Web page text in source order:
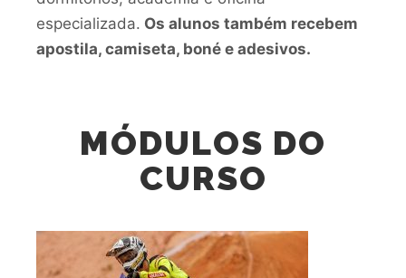
especializada. Os alunos também recebem
apostila, camiseta, boné e adesivos.
MÓDULOS DO
CURSO